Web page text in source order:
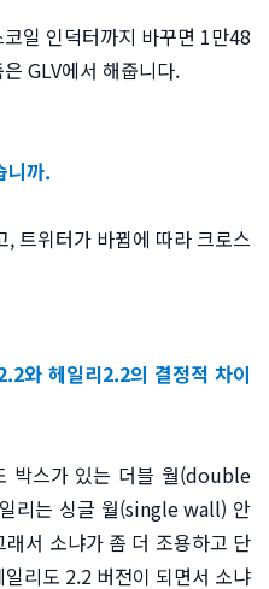
일 인덕터까지 바꾸면 1만48
GLV에서 해줍니다.
니까.
트위터가 바뀜에 따라 크로스
와 헤일리2.2의 결정적 차이
박스가 있는 더블 월(double
리는 싱글 월(single wall) 안
서 소냐가 좀 더 조용하고 단
리도 2.2 버전이 되면서 소냐